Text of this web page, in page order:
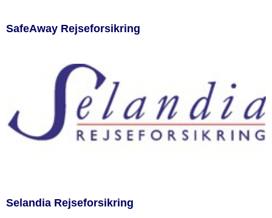
SafeAway Rejseforsikring
Selandia Rejseforsikring